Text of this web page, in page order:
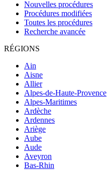
Nouvelles procédures
Procédures modifiées
Toutes les procédures
Recherche avancée
RÉGIONS
Ain
Aisne
Allier
Alpes-de-Haute-Provence
Alpes-Maritimes
Ardèche
Ardennes
Ariège
Aube
Aude
Aveyron
Bas-Rhin